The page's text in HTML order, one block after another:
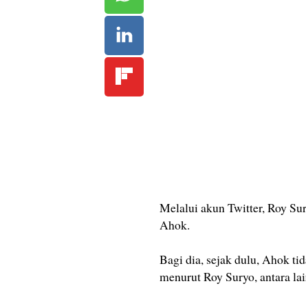
Melalui akun Twitter, Roy
Ahok.
Bagi dia, sejak dulu, Ahok
menurut Roy Suryo, antara